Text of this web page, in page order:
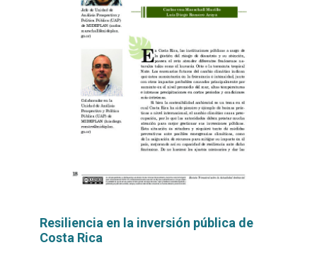
Resiliencia en la inversión pública de
Costa Rica